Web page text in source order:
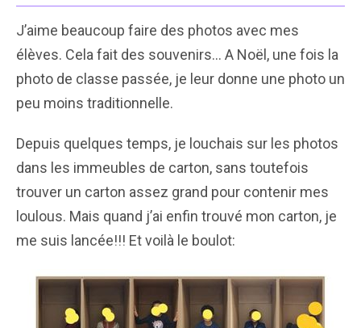
J’aime beaucoup faire des photos avec mes
élèves. Cela fait des souvenirs… A Noël, une fois la
photo de classe passée, je leur donne une photo un
peu moins traditionnelle.
Depuis quelques temps, je louchais sur les photos
dans les immeubles de carton, sans toutefois
trouver un carton assez grand pour contenir mes
loulous. Mais quand j’ai enfin trouvé mon carton, je
me suis lancée!!! Et voilà le boulot: